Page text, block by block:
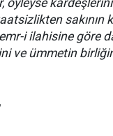
öyleyse
sakının
i ilahisine göre
ve ümmetin